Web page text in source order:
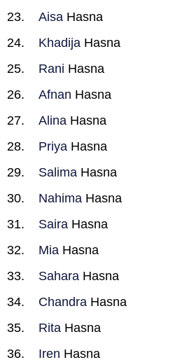
Aisa Hasna
Khadija Hasna
Rani Hasna
Afnan Hasna
Alina Hasna
Priya Hasna
Salima Hasna
Nahima Hasna
Saira Hasna
Mia Hasna
Sahara Hasna
Chandra Hasna
Rita Hasna
Iren Hasna